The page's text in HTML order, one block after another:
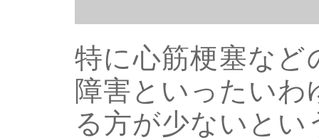
特に心筋梗塞など
障害といったいわ
る方が少ないとい